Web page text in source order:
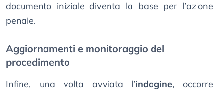
documento iniziale diventa la base per l’azione
penale.
Aggiornamenti e monitoraggio del
procedimento
Infine, una volta avviata l’indagine, occorre